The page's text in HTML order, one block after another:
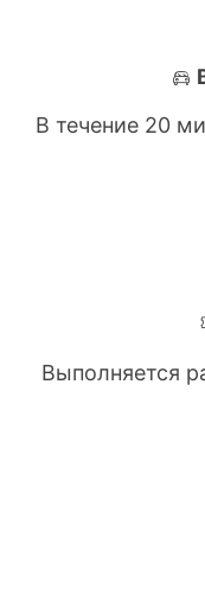
В течение 20
Выполняется